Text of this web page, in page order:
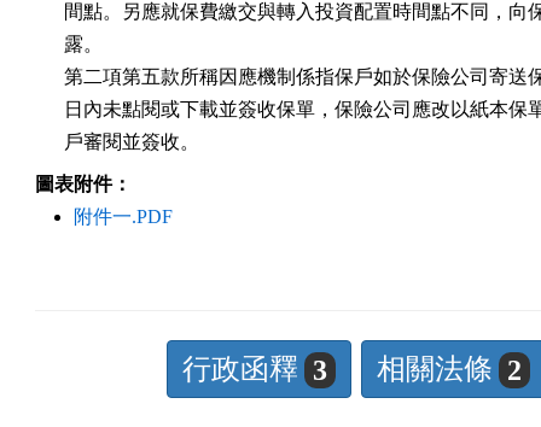
間點。另應就保費繳交與轉入投資配置時間點不同，向
      露。
第二項第五款所稱因應機制係指保戶如於保險公司寄送
日內未點閱或下載並簽收保單，保險公司應改以紙本保
      戶審閱並簽收。
圖表附件：
附件一.PDF
行政函釋 3 相關法條 2